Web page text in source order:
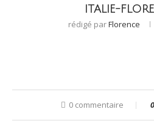
ITALIE-
rédigé parFlorence
0 commentaire 0